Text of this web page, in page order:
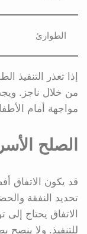
الطوارئ
إذا تعذر التنفيذ
من خلال ناجز.
مواجهة أمام
الصلح
قد يكون الاتفاق
تحديد النفقة
الاتفاق يحتاج
للتنفيذ. ولا